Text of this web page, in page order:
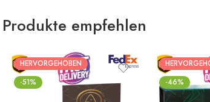
Produkte empfehlen
HERVORGEHOBEN
-51%
-46%